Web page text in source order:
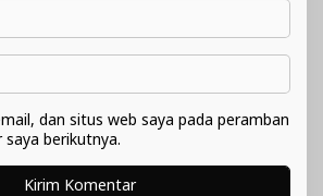
dan situs web saya pada peramban
berikutnya.